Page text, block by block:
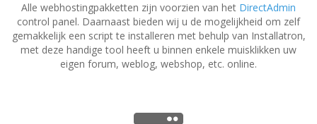
Alle webhostingpakketten zijn voorzien van het DirectAdmin
control panel. Daarnaast bieden wij u de mogelijkheid om zelf
gemakkelijk een script te installeren met behulp van Installatron,
met deze handige tool heeft u binnen enkele muisklikken uw
eigen forum, weblog, webshop, etc. online.